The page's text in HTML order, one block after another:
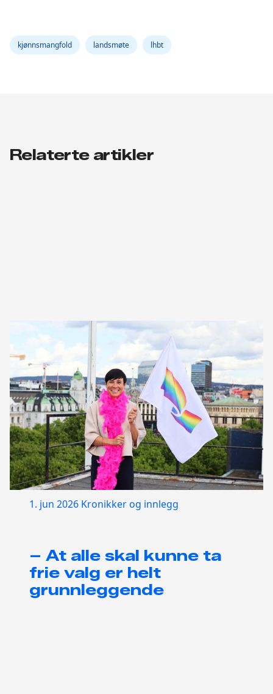
kjønnsmangfold landsmøte lhbt
Relaterte artikler
1. jun 2026 Kronikker og innlegg
– At alle skal kunne ta
frie valg er helt
grunnleggende